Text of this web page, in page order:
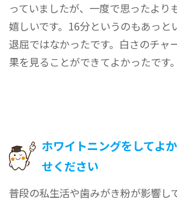
っていましたが、一度で思ったより
嬉しいです。16分というのもあっと
退屈ではなかったです。白さのチャ
果を見ることができてよかったです。
ホワイトニングをしてよ
せください
普段の私生活や歯みがき粉が影響し